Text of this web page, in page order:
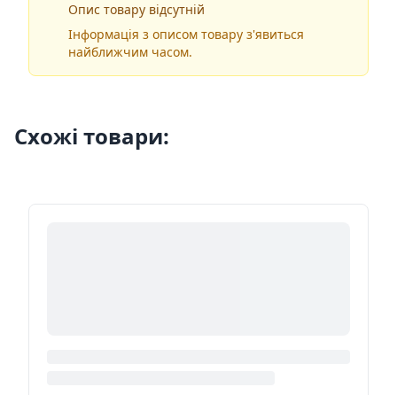
Опис товару відсутній
Інформація з описом товару з'явиться
найближчим часом.
Схожі товари: